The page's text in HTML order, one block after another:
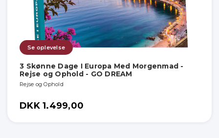
Se oplevelse
3 Skønne Dage I Europa Med Morgenmad -
Rejse og Ophold - GO DREAM
Rejse og Ophold
DKK 1.499,00